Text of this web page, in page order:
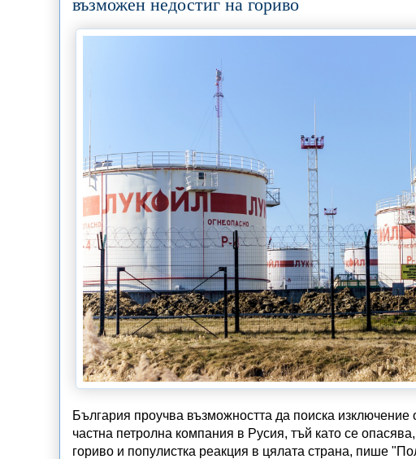
България проучва възможността да поиска
частна петролна компания в Русия, тъй като се
гориво и популистка реакция в цялата страна, пише